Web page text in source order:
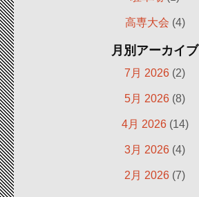
高専大会 (4)
月別アーカイブ
7月 2026 (2)
5月 2026 (8)
4月 2026(14)
3月 2026 (4)
2月 2026 (7)